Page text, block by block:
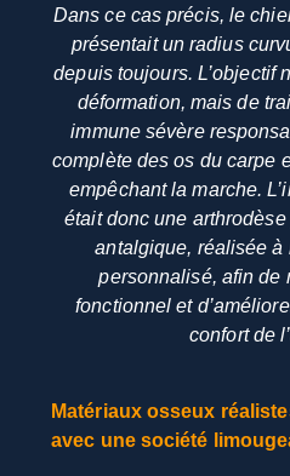
Dans ce cas précis, le
présentait un radius
depuis toujours. L’objectif
déformation, mais de
immune sévère
complète des os du carpe
empêchant la marche.
était donc une
antalgique, réalisée à
personnalisé, afin de
fonctionnel et
confort de
Matériaux osseux
avec une société